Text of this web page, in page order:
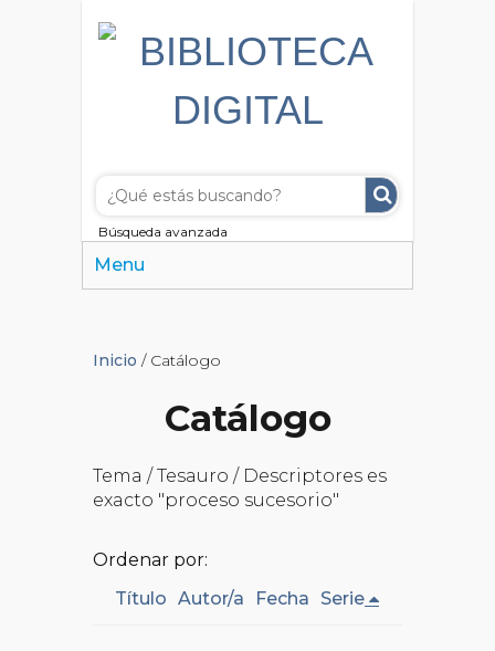
Búsqueda avanzada
Menu
Inicio / Catálogo
Catálogo
Tema / Tesauro / Descriptores es
exacto "proceso sucesorio"
Ordenar por:
Título Autor/a Fecha Serie